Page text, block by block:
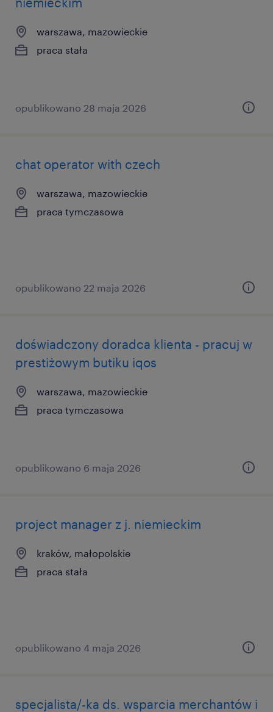
warszawa, mazowieckie
praca stała
opublikowano 28 maja 2026
chat operator with czech
warszawa, mazowieckie
praca tymczasowa
opublikowano 22 maja 2026
doświadczony doradca klienta - pracuj w
prestiżowym butiku iqos
warszawa, mazowieckie
praca tymczasowa
opublikowano 6 maja 2026
project manager z j. niemieckim
kraków, małopolskie
praca stała
opublikowano 4 maja 2026
specjalista/-ka ds. wsparcia merchantów i